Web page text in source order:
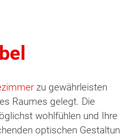
zu gewährleisten
Raumes gelegt. Die
wohlfühlen und Ihre
optischen